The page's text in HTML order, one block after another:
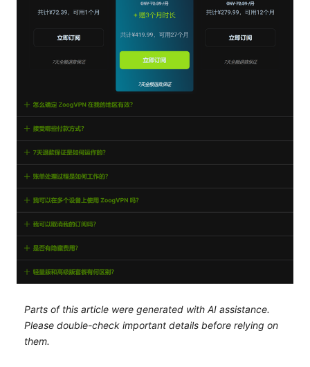
Parts of this article were generated with AI assistance.
Please double-check important details before relying on
them.